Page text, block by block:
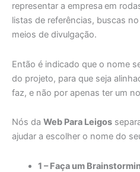
representar a empresa em
listas de referências, buscas
meios de divulgação.
Então é indicado que o nome
do projeto, para que seja
faz, e não por apenas ter um
Nós da Web Para Leigos
ajudar a escolher o nome do
1 – Faça um